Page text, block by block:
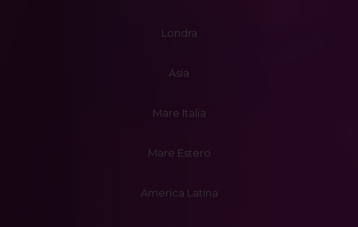
Londra
Asia
Mare Italia
Mare Estero
America Latina